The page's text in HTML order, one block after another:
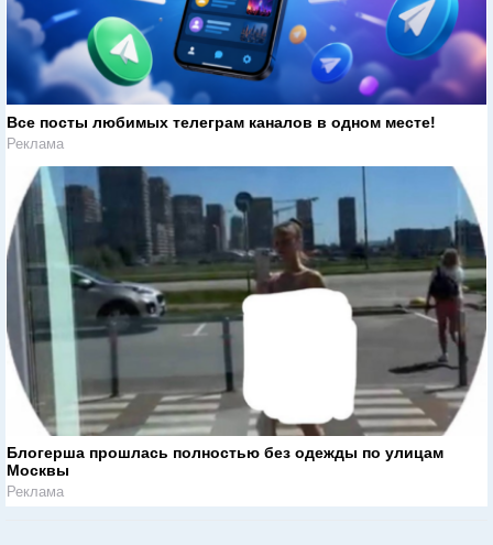
Все посты любимых телеграм каналов в одном месте!
Реклама
Блогерша прошлась полностью без одежды по улицам
Москвы
Реклама